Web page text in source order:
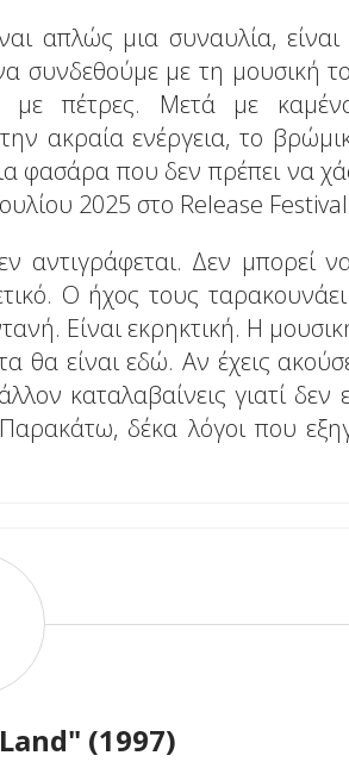
απλώς μια συναυλία,
συνδεθούμε με τη μουσική
με πέτρες. Μετά με
ακραία ενέργεια, το
φασάρα που δεν πρέπει να
2025 στο Release
αντιγράφεται. Δεν μπορεί
Ο ήχος τους
Είναι εκρηκτική. Η
θα είναι εδώ. Αν έχεις
καταλαβαίνεις γιατί δεν
δέκα λόγοι που
(1997)